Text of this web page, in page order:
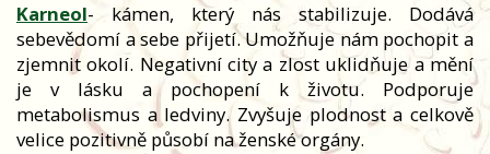
Karneol- kámen, který nás stabilizuje. Dodává
sebevědomí a sebe přijetí. Umožňuje nám pochopit a
zjemnit okolí. Negativní city a zlost uklidňuje a mění
je v lásku a pochopení k životu. Podporuje
metabolismus a ledviny. Zvyšuje plodnost a celkově
velice pozitivně působí na ženské orgány.